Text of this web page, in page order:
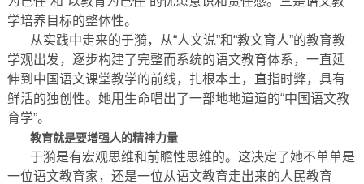
学培养目标的整体性。
从实践中走来的于漪，从“人文说”和“教文育人”的教育教
学观出发，逐步构建了完整而系统的语文教育体系，一直延
伸到中国语文课堂教学的前线，扎根本土，直指时弊，具有
鲜活的独创性。她用生命唱出了一部地地道道的“中国语文教
育学”。
教育就是要增强人的精神力量
于漪是有宏观思维和前瞻性思维的。这决定了她不单单是
一位语文教育家，还是一位从语文教育走出来的人民教育